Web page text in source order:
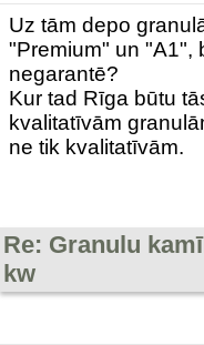
Uz tām depo
"Premium" un "A1",
negarantē?
Kur tad Rīga būtu
kvalitatīvām
ne tik kvalitatīvām.
Re: Granulu
kw